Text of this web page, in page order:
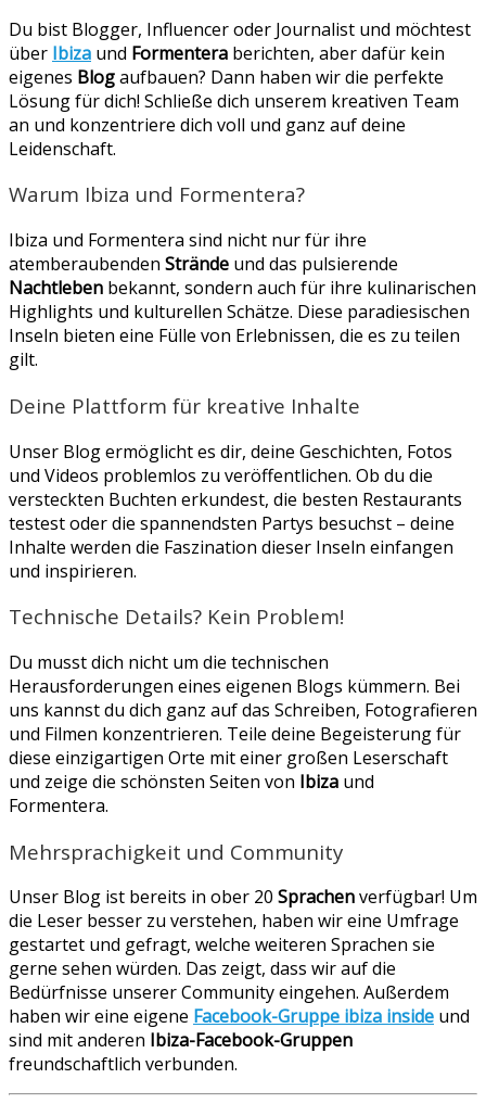
Du bist Blogger, Influencer oder Journalist und möchtest
über Ibiza und Formentera berichten, aber dafür kein
eigenes Blogaufbauen? Dann haben wir die perfekte
Lösung für dich! Schließe dich unserem kreativen Team
an und konzentriere dich voll und ganz auf deine
Leidenschaft.
Warum Ibiza und Formentera?
Ibiza und Formentera sind nicht nur für ihre
atemberaubenden Strände und das pulsierende
Nachtleben bekannt, sondern auch für ihre kulinarischen
Highlights und kulturellen Schätze. Diese paradiesischen
Inseln bieten eine Fülle von Erlebnissen, die es zu teilen
gilt.
Deine Plattform für kreative Inhalte
Unser Blog ermöglicht es dir, deine Geschichten, Fotos
und Videos problemlos zu veröffentlichen. Ob du die
versteckten Buchten erkundest, die besten Restaurants
testest oder die spannendsten Partys besuchst – deine
Inhalte werden die Faszination dieser Inseln einfangen
und inspirieren.
Technische Details? Kein Problem!
Du musst dich nicht um die technischen
Herausforderungen eines eigenen Blogs kümmern. Bei
uns kannst du dich ganz auf das Schreiben, Fotografieren
und Filmen konzentrieren. Teile deine Begeisterung für
diese einzigartigen Orte mit einer großen Leserschaft
und zeige die schönsten Seiten von Ibiza und
Formentera.
Mehrsprachigkeit und Community
Unser Blog ist bereits in ober 20 Sprachenverfügbar! Um
die Leser besser zu verstehen, haben wir eine Umfrage
gestartet und gefragt, welche weiteren Sprachen sie
gerne sehen würden. Das zeigt, dass wir auf die
Bedürfnisse unserer Community eingehen. Außerdem
haben wir eine eigene Facebook-Gruppe ibiza inside und
sind mit anderen Ibiza-Facebook-Gruppen
freundschaftlich verbunden.